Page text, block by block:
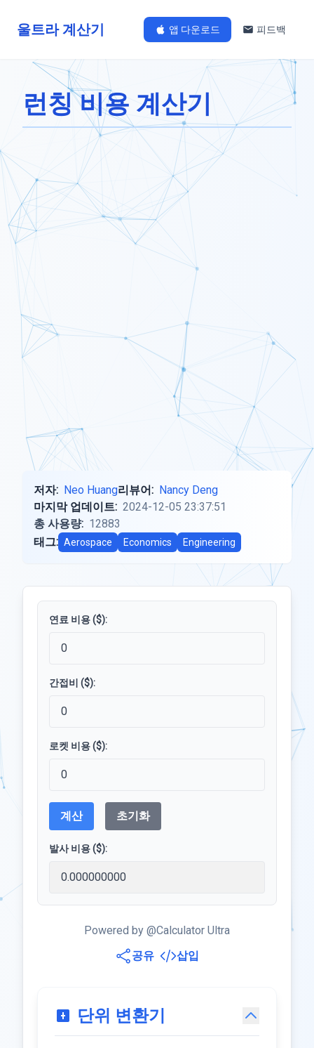
울트라 계산기 앱 다운로드 피드백
런칭 비용 계산기
저자: Neo Huang리뷰어: Nancy Deng
마지막 업데이트: 2024-12-05 23:37:51
총 사용량: 12883
태그: Aerospace Economics Engineering
연료 비용 ($):
간접비 ($):
로켓 비용 ($):
계산 초기화
발사 비용 ($):
Powered by @Calculator Ultra
공유
삽입
단위 변환기